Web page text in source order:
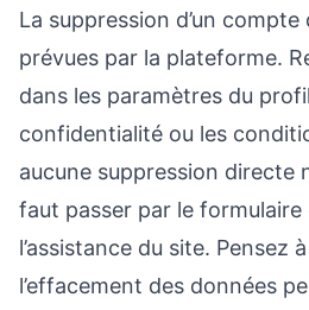
La suppression d’un
prévues par la plateforme.
dans les paramètres du
confidentialité ou les
aucune suppression directe
faut passer par le
l’assistance du site. Pensez
l’effacement des données